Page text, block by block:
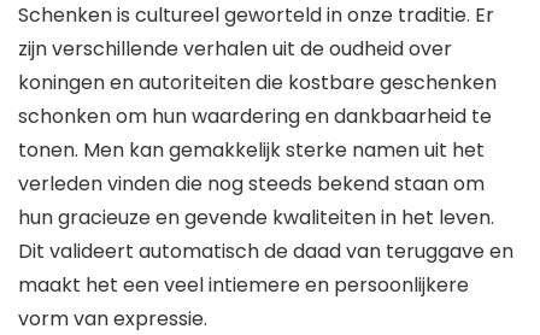
Schenken is cultureel geworteld in onze traditie. Er
zijn verschillende verhalen uit de oudheid over
koningen en autoriteiten die kostbare geschenken
schonken om hun waardering en dankbaarheid te
tonen. Men kan gemakkelijk sterke namen uit het
verleden vinden die nog steeds bekend staan ​​om
hun gracieuze en gevende kwaliteiten in het leven.
Dit valideert automatisch de daad van teruggave en
maakt het een veel intiemere en persoonlijkere
vorm van expressie.